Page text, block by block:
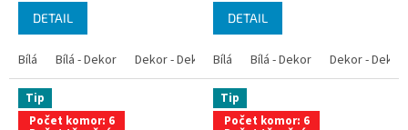
DETAIL
Bílá Bílá - Dekor Dekor - Dekor Bílá - Antracit Bílá - Zlatý dub
DETAIL
Bílá Bílá - Dekor Dekor - Dekor
Tip
Počet komor: 6
Tip
Počet komor: 6